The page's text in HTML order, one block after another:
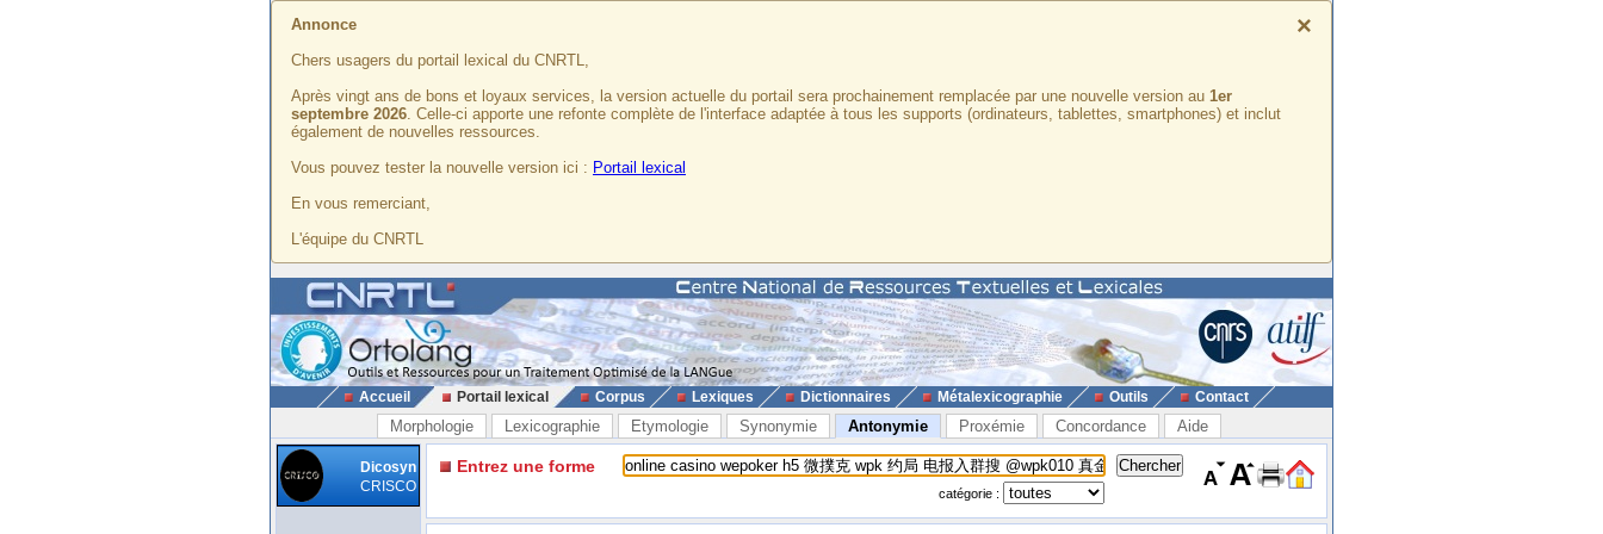
×
Annonce
Chers usagers du portail lexical du CNRTL,
Après vingt ans de bons et loyaux services, la version actuelle du portail sera prochainement remplacée par une nouvelle version au 1er
septembre 2026. Celle-ci apporte une refonte complète de l'interface adaptée à tous les supports (ordinateurs, tablettes, smartphones) et inclut
également de nouvelles ressources.
Vous pouvez tester la nouvelle version ici : Portail lexical
En vous remerciant,
L'équipe du CNRTL
Accueil Portail lexical Corpus Lexiques Dictionnaires Métalexicographie Outils Contact
Morphologie Lexicographie Etymologie Synonymie Antonymie Proxémie Concordance Aide
Dicosyn
CRISCO
Entrez une forme
catégorie :